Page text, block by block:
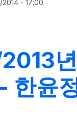
- 17:00
수상 - 이한솔(은
한윤